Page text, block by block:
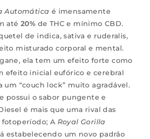
Automática é imensamente
até 20% de THC e mínimo CBD.
de indica, sativa e ruderalis,
misturado corporal e mental.
ela tem um efeito forte como
efeito inicial eufórico e cerebral
um “couch lock” muito agradável.
possui o sabor pungente e
é mais que uma rival das
A Royal Gorilla
estabelecendo um novo padrão